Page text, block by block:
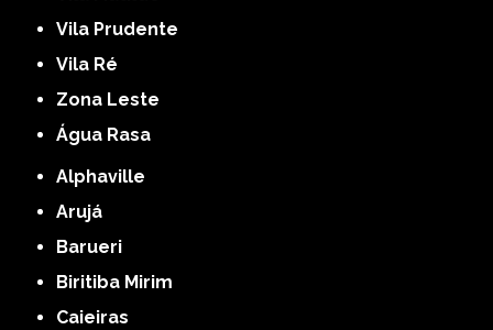
Vila Prudente
Vila Ré
Zona Leste
Água Rasa
Alphaville
Arujá
Barueri
Biritiba Mirim
Caieiras